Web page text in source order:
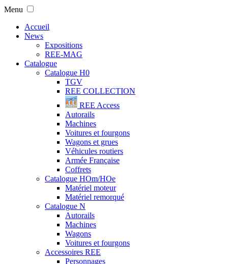
Menu
Accueil
News
Expositions
REE-MAG
Catalogue
Catalogue H0
TGV
REE COLLECTION
REE Access
Autorails
Machines
Voitures et fourgons
Wagons et grues
Véhicules routiers
Armée Française
Coffrets
Catalogue HOm/HOe
Matériel moteur
Matériel remorqué
Catalogue N
Autorails
Machines
Wagons
Voitures et fourgons
Accessoires REE
Personnages